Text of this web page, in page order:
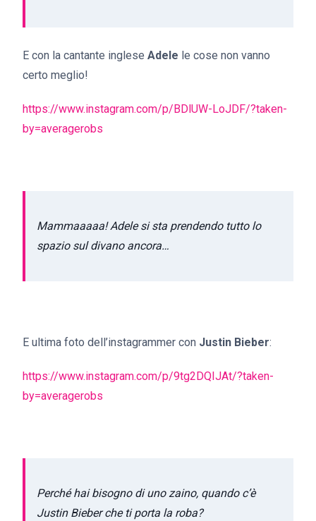
E con la cantante inglese Adele le cose non vanno
certo meglio!
https://www.instagram.com/p/BDlUW-LoJDF/?taken-
by=averagerobs
Mammaaaaa! Adele si sta prendendo tutto lo
spazio sul divano ancora…
E ultima foto dell’instagrammer con Justin Bieber:
https://www.instagram.com/p/9tg2DQIJAt/?taken-
by=averagerobs
Perché hai bisogno di uno zaino, quando c’è
Justin Bieber che ti porta la roba?